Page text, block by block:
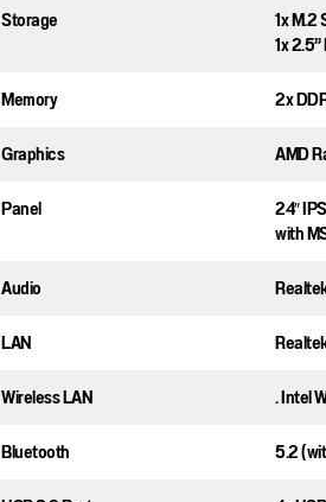
Storage
1x
1x
Memory
2x
Graphics
AMD
Panel
24″
with
Audio
LAN
Wireless LAN
. Intel
Bluetooth
5.2